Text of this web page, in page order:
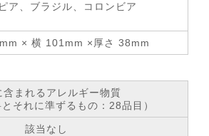
ア、ブラジル、コロンビア
× 横 101mm ×厚さ 38mm
含まれるアレルギー物質
とそれに準ずるもの：28品目）
該当なし